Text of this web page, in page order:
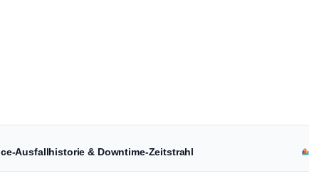
Ausfallhistorie & Downtime-Zeitstrahl